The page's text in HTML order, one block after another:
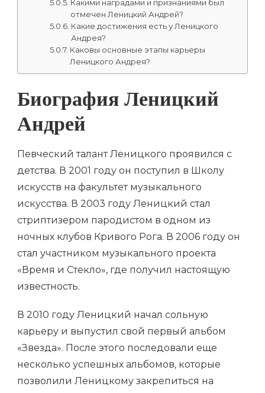
Какими наградами и признаниями был
отмечен Леницкий Андрей?
Какие достижения есть у Леницкого
Андрея?
Каковы основные этапы карьеры
Леницкого Андрея?
Биография Леницкий
Андрей
Певческий талант Леницкого проявился с
детства. В 2001 году он поступил в Школу
искусств на факультет музыкального
искусства. В 2003 году Леницкий стал
стриптизером пародистом в одном из
ночных клубов Кривого Рога. В 2006 году он
стал участником музыкального проекта
«Время и Стекло», где получил настоящую
известность.
В 2010 году Леницкий начал сольную
карьеру и выпустил свой первый альбом
«Звезда». После этого последовали еще
несколько успешных альбомов, которые
позволили Леницкому закрепиться на